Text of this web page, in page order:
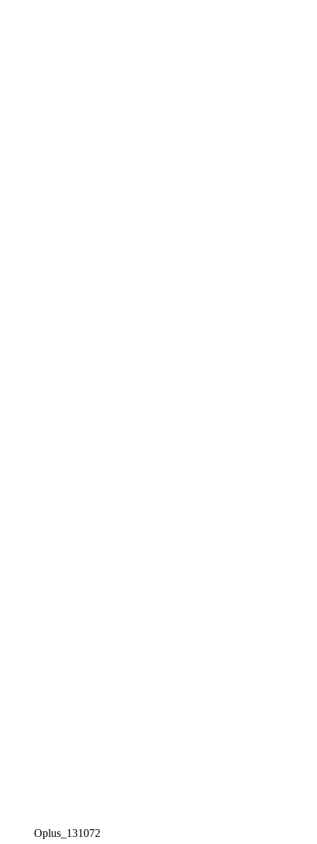
Oplus_131072